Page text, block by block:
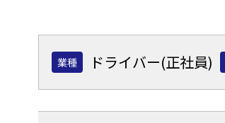
業種 ドライバー(正社員)